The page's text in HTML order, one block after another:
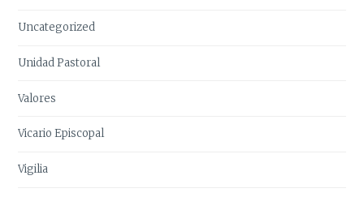
Uncategorized
Unidad Pastoral
Valores
Vicario Episcopal
Vigilia